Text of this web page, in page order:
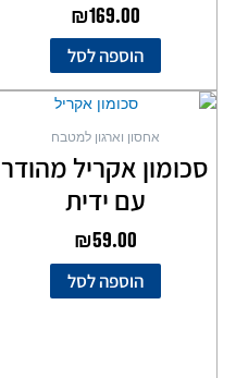
₪169.00
הוספה לסל
אחסון וארגון למטבח
סכומון אקריל מהודר
עם ידית
₪59.00
הוספה לסל